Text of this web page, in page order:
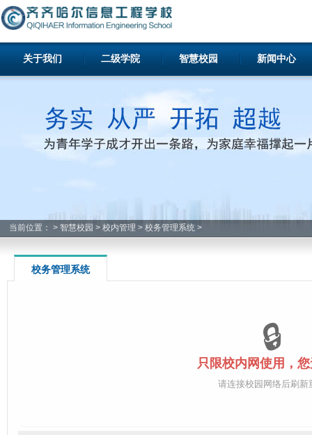
关于我们 二级学院 智慧校园 新闻中心
当前位置： > 智慧校园 > 校内管理 > 校务管理系统>
校务管理系统
🔒
只限校内网使用，
请连接校园网络后刷新